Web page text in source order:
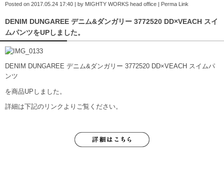
Posted on 2017.05.24 17:40 | by MIGHTY WORKS head office | Perma Link
DENIM DUNGAREE デニム&ダンガリー 3772520 DD×VEACH スイ
ムパンツをUPしました。
DENIM DUNGAREE デニム&ダンガリー 3772520 DD×VEACH スイムパ
ンツ
を商品UPしました。
詳細は下記のリンクよりご覧ください。